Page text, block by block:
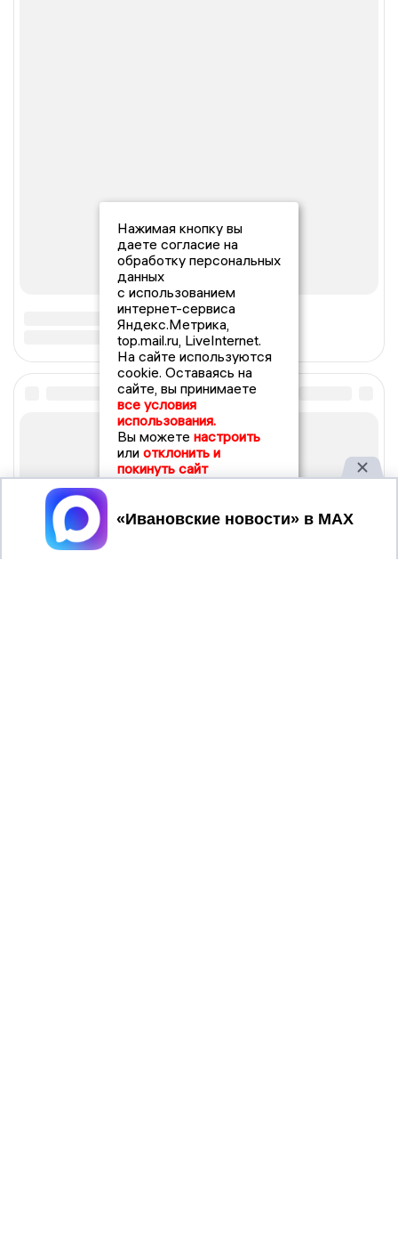
Нажимая кнопку вы
даете согласие на
обработку персональных
данных
с использованием
интернет-сервиса
Яндекс.Метрика,
top.mail.ru, LiveInternet.
На сайте используются
cookie. Оставаясь на
сайте, вы принимаете
все условия
использования.
Вы можете настроить
или отклонить и
покинуть сайт
Принять